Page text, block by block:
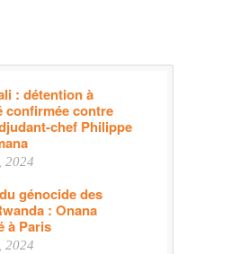
: détention à
confirmée contre
chef Philippe
2024
génocide des
: Onana
à Paris
2024